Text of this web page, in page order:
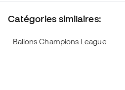
Catégories similaires:
Ballons Champions League